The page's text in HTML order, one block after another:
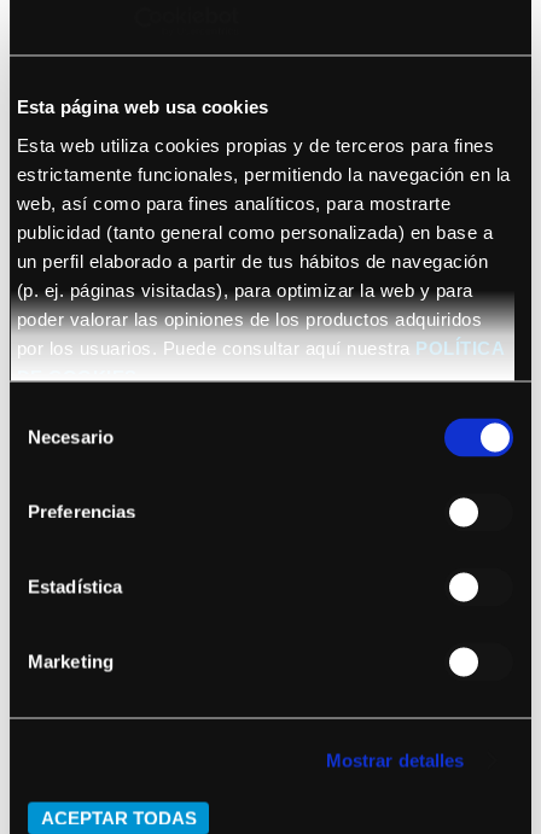
Esta página web usa cookies
Esta web utiliza cookies propias y de terceros para fines
estrictamente funcionales, permitiendo la navegación en la
web, así como para fines analíticos, para mostrarte
publicidad (tanto general como personalizada) en base a
un perfil elaborado a partir de tus hábitos de navegación
(p. ej. páginas visitadas), para optimizar la web y para
poder valorar las opiniones de los productos adquiridos
por los usuarios. Puede consultar aquí nuestra POLÍTICA
DE COOKIES
Necesario
Preferencias
Estadística
Marketing
Mostrar detalles
ACEPTAR TODAS
October 22, 2026 (Barcelona)
Sananda Maitreya
Bryan Adams
See details